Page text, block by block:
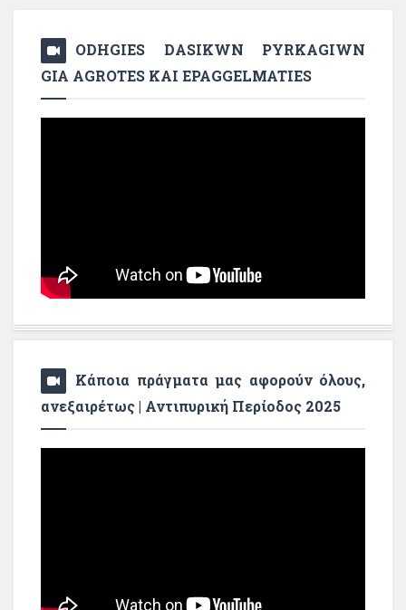
ODHGIES DASIKWN PYRKAGIWN
GIA AGROTES KAI EPAGGELMATIES
Κάποια πράγματα μας αφορούν όλους,
ανεξαιρέτως | Αντιπυρική Περίοδος 2025